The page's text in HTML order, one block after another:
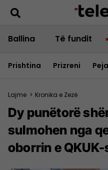
Ballina Të fundit
Prishtina Prizreni Peja
Lajme > Kronika e Zezë
Dy punëtorë
sulmohen nga
oborrin e QKUK-